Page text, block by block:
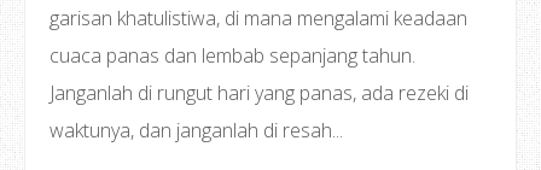
garisan khatulistiwa, di mana mengalami keadaan
cuaca panas dan lembab sepanjang tahun.
Janganlah di rungut hari yang panas, ada rezeki di
waktunya, dan janganlah di resah...